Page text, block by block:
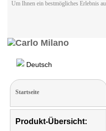
Um Ihnen ein bestmögliches Erlebnis
Deutsch
Startseite
Produkt-Übersicht: